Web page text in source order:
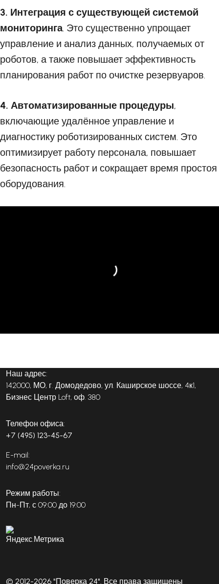
3. Интеграция с существующей системой
мониторинга. Это существенно упрощает
управление и анализ данных, получаемых от
роботов, а также повышает эффективность
планирования работ по очистке резервуаров.
4. Автоматизированные процедуры,
включающие удалённое управление и
диагностику роботизированных систем. Это
оптимизирует работу персонала, повышает
безопасность работ и сокращает время простоя
оборудования.
Наш адрес:
142000, МО, г. Домодедово, ул. Каширское шоссе, 4к1,
Бизнес Центр Loft, оф. 380
Телефон офиса:
+7 (495) 123-45-67
E-mail:
info@24poverka.ru
Режим работы:
Пн-Пт, с 09:00 до 19:00
© 2012-2026 "Поверка 24". Все права защищены